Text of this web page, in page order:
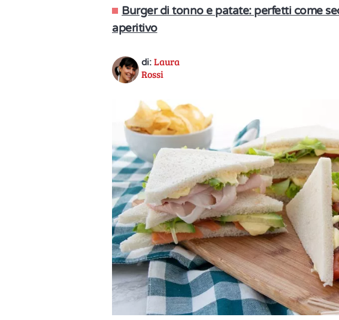
Burger di tonno e patate: perfetti come
aperitivo
di: Laura
Rossi